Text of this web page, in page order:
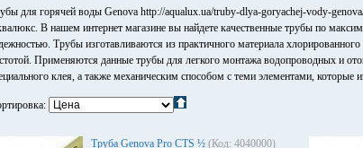
для горячей воды Genova http://aqualux.ua/truby-dlya-goryachej-vody-
В нашем интернет магазине вы найдете качественные трубы по
Трубы изготавливаются из практичного материала
Применяются данные трубы для легкого монтажа водопроводных и
клея, а также механическим способом с теми элементами, которые
Труба Genova Pro CTS ½ (Код: 4040000)